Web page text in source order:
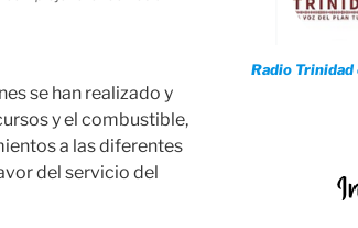
se han realizado y
y el combustible,
a las diferentes
del servicio del
Radio